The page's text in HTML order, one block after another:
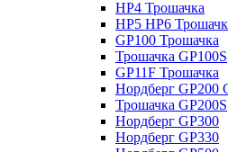
HP4 Трошачка
HP5 HP6
GP100 Трошачка
Трошачка GP100S
GP11F Трошачка
Нордберг GP200
Трошачка GP200S
Нордберг GP300
Нордберг GP330